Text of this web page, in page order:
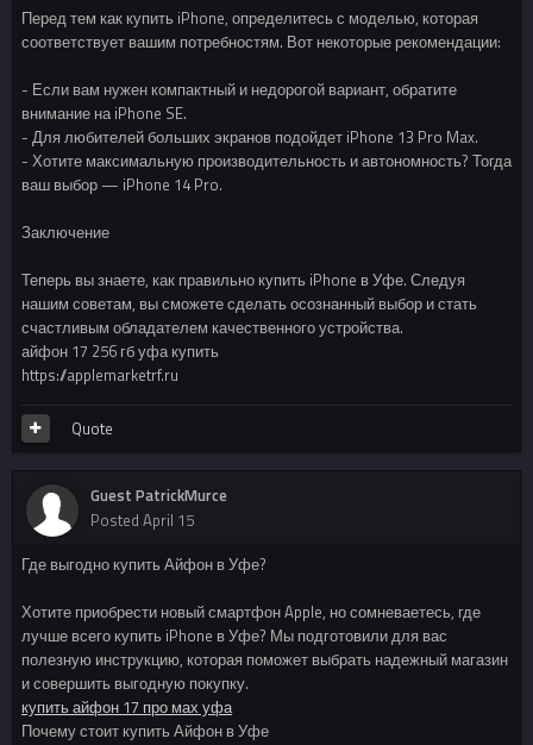
Перед тем как купить iPhone, определитесь с моделью, которая
соответствует вашим потребностям. Вот некоторые рекомендации:
- Если вам нужен компактный и недорогой вариант, обратите
внимание на iPhone SE.
- Для любителей больших экранов подойдет iPhone 13 Pro Max.
- Хотите максимальную производительность и автономность? Тогда
ваш выбор — iPhone 14 Pro.
Заключение
Теперь вы знаете, как правильно купить iPhone в Уфе. Следуя
нашим советам, вы сможете сделать осознанный выбор и стать
счастливым обладателем качественного устройства.
айфон 17 256 гб уфа купить
https://applemarketrf.ru
Quote
Guest PatrickMurce
Posted April 15
Где выгодно купить Айфон в Уфе?
Хотите приобрести новый смартфон Apple, но сомневаетесь, где
лучше всего купить iPhone в Уфе? Мы подготовили для вас
полезную инструкцию, которая поможет выбрать надежный магазин
и совершить выгодную покупку.
купить айфон 17 про мах уфа
Почему стоит купить Айфон в Уфе